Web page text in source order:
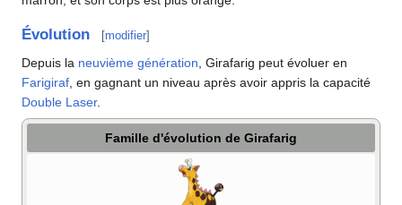
Évolution [modifier]
Depuis la neuvième génération , Girafarig peut évoluer en
Farigiraf , en gagnant un niveau après avoir appris la capacité
Double Laser.
Famille d'évolution de Girafarig